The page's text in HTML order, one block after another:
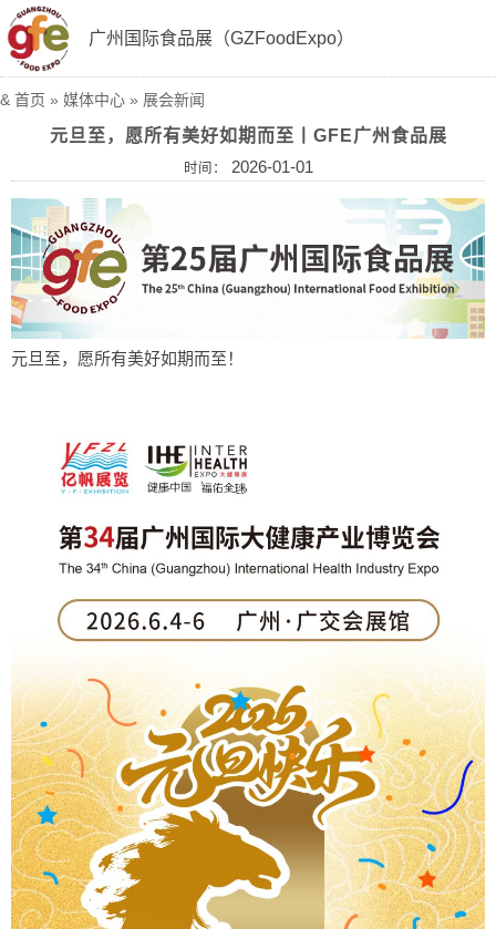
广州国际食品展（GZFoodExpo）
& 首页 » 媒体中心 » 展会新闻
元旦至，愿所有美好如期而至丨GFE广州食品展
时间： 2026-01-01
元旦至，愿所有美好如期而至！